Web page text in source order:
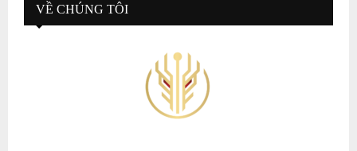
VỀ CHÚNG TÔI